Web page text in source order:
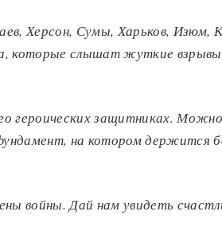
Херсон, Сумы, Харьков, Изюм,
которые слышат жуткие
героических защитниках.
на котором держится
войны. Дай нам увидеть